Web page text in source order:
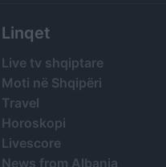
Linqet
Live tv shqiptare
Moti në Shqipëri
Travel
Horoskopi
Livescore
News from Albania